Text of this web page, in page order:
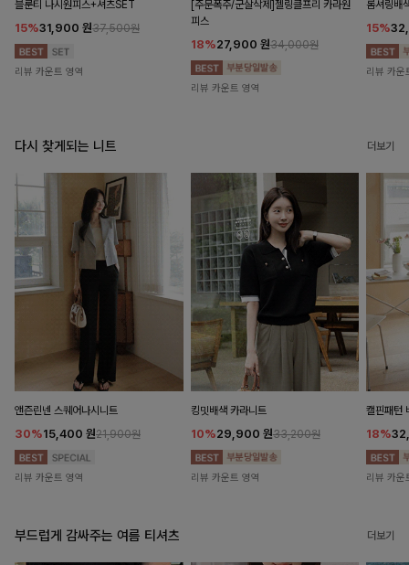
블룬티 나시원피스+셔츠SET
15%31,900 원37,500원
리뷰 카운트 영역
[주문폭주/군살삭제]젤링클프리 카라원
피스
18%27,900 원34,000원
리뷰 카운트 영역
롬셔링배
15%
리뷰 카운
다시 찾게되는 니트 더보기
앤즌린넨 스퀘어나시니트
30%15,400 원21,900원
리뷰 카운트 영역
킹밋배색 카라니트
10%29,900 원33,200원
리뷰 카운트 영역
캘핀패턴
18%
리뷰 카운
부드럽게 감싸주는 여름 티셔츠 더보기